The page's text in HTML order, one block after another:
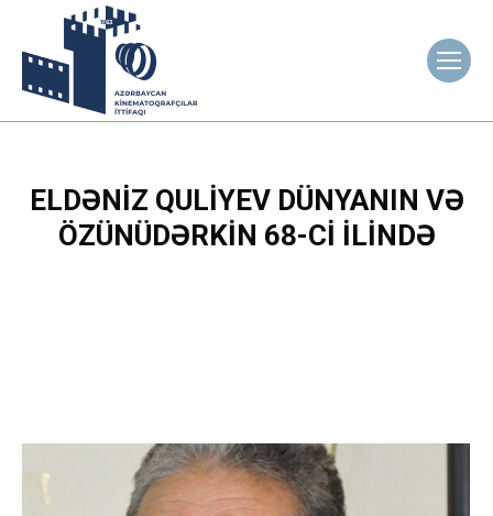
ELDƏNIZ QULIYEV DÜNYANIN VƏ
ÖZÜNÜDƏRKIN 68-CI ILINDƏ